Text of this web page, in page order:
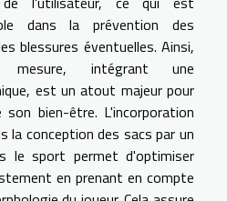
dans la prévention des
blessures éventuelles. Ainsi,
intégrant une
est un atout majeur pour
bien-être. L'incorporation
la conception des sacs par un
le sport permet d'optimiser
en prenant en compte